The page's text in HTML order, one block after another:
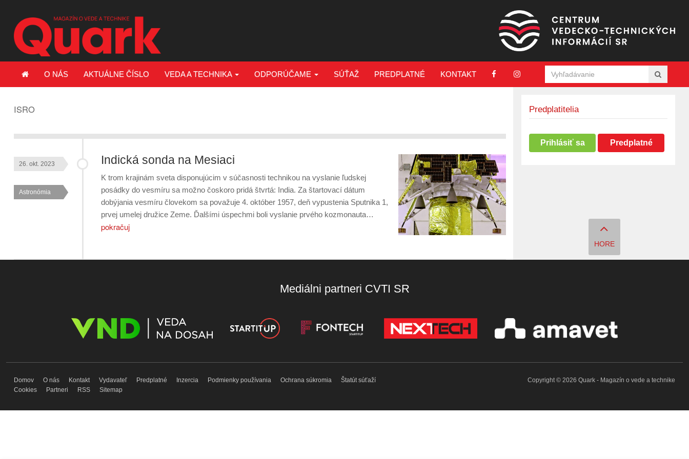
O NÁS AKTUÁLNE ČÍSLO VEDA A TECHNIKA ODPORÚČAME SÚŤAŽ PREDPLATNÉ KONTAKT
ISRO
Indická sonda na Mesiaci
26. okt. 2023
Astronómia
K trom krajinám sveta disponujúcim v súčasnosti technikou na vyslanie ľudskej
posádky do vesmíru sa možno čoskoro pridá štvrtá: India. Za štartovací dátum
dobýjania vesmíru človekom sa považuje 4. október 1957, deň vypustenia Sputnika 1,
prvej umelej družice Zeme. Ďalšími úspechmi boli vyslanie prvého kozmonauta…
pokračuj
Predplatitelia
Prihlásiť sa Predplatné
HORE
Mediálni partneri CVTI SR
Domov O nás Kontakt Vydavateľ Predplatné Inzercia Podmienky používania Ochrana súkromia
Štatút súťaží
Cookies
Partneri RSS Sitemap
Copyright © 2026 Quark - Magazín o vede a technike